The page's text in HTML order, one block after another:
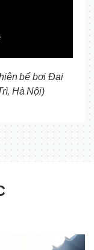
bể bơi Đại
Hà Nội)